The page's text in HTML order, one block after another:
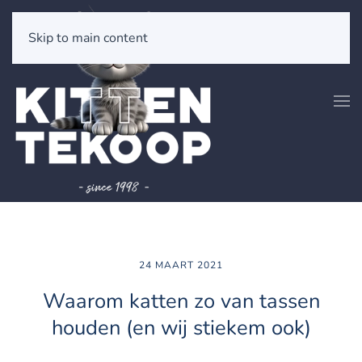
Skip to main content
24 MAART 2021
Waarom katten zo van tassen
houden (en wij stiekem ook)